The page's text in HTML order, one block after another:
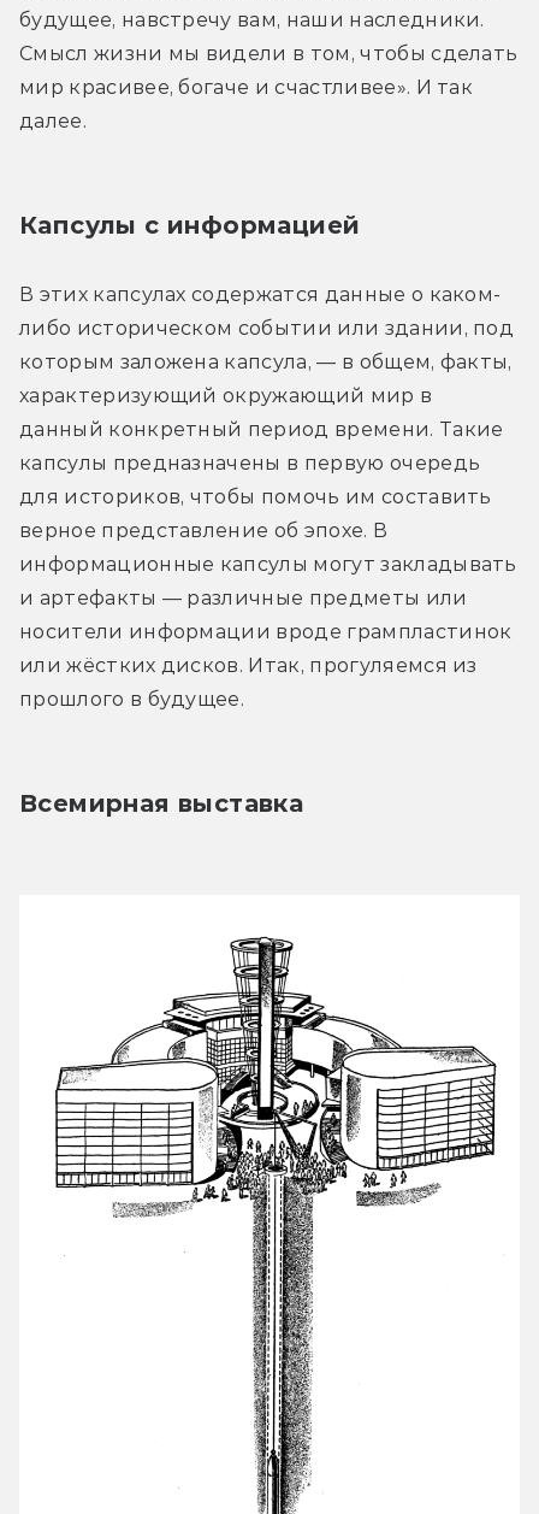
будущее, навстречу вам, наши наследники.
Смысл жизни мы видели в том, чтобы сделать
мир красивее, богаче и счастливее». И так
далее.
Капсулы с информацией
В этих капсулах содержатся данные о каком-
либо историческом событии или здании, под
которым заложена капсула, — в общем, факты,
характеризующий окружающий мир в
данный конкретный период времени. Такие
капсулы предназначены в первую очередь
для историков, чтобы помочь им составить
верное представление об эпохе. В
информационные капсулы могут закладывать
и артефакты — различные предметы или
носители информации вроде грампластинок
или жёстких дисков. Итак, прогуляемся из
прошлого в будущее.
Всемирная выставка